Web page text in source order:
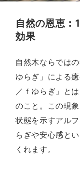
自然の恩恵：
効果
自然木ならでは
ゆらぎ」による
／ｆゆらぎ」と
のこと。この現
状態を示すアル
らぎや安心感と
くれます。